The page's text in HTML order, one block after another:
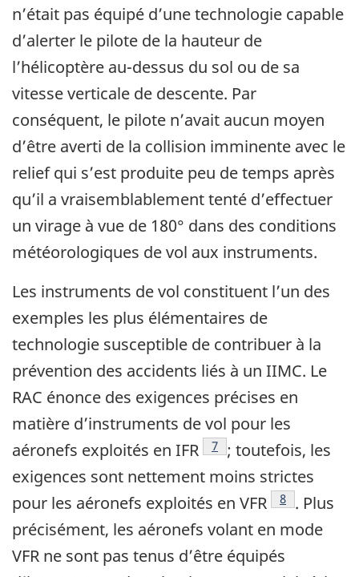
n’était pas équipé d’une technologie capable
d’alerter le pilote de la hauteur de
l’hélicoptère au-dessus du sol ou de sa
vitesse verticale de descente. Par
conséquent, le pilote n’avait aucun moyen
d’être averti de la collision imminente avec le
relief qui s’est produite peu de temps après
qu’il a vraisemblablement tenté d’effectuer
un virage à vue de 180° dans des conditions
météorologiques de vol aux instruments.
Les instruments de vol constituent l’un des
exemples les plus élémentaires de
technologie susceptible de contribuer à la
prévention des accidents liés à un IIMC. Le
RAC énonce des exigences précises en
matière d’instruments de vol pour les
aéronefs exploités en IFR
Note de bas de page
7 ; toutefois, les
exigences sont nettement moins strictes
pour les aéronefs exploités en VFR
Note de bas
8 . Plus
précisément, les aéronefs volant en mode
VFR ne sont pas tenus d’être équipés